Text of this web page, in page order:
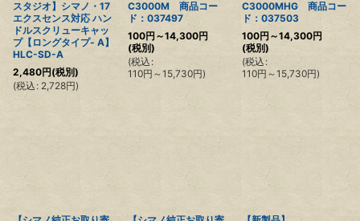
スタジオ】シマノ・17
エクスセンス対応 ハン
ドルスクリューキャッ
プ【ロングタイプ- A】
HLC-SD-A
2,480円(税別)
(税込 : 2,728円)
C3000M 商品コー
ド：037497
100円 ～14,300円
(税別)
(税込 :
110円 ～15,730円)
C3000MHG 商品コー
ド：037503
100円 ～14,300円
(税別)
(税込 :
110円 ～15,730円)